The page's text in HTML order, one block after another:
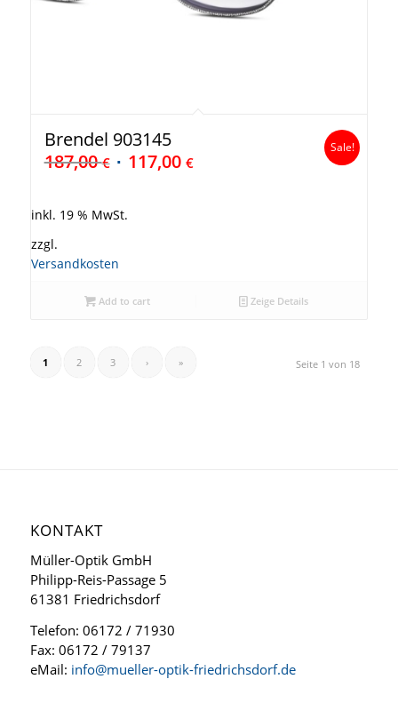
Brendel 903145
187,00€ 117,00 €
Sale!
inkl. 19 % MwSt.
zzgl.
Versandkosten
Add to cart Zeige Details
Seite 1 von 18
1 2 3 › »
KONTAKT
Müller-Optik GmbH
Philipp-Reis-Passage 5
61381 Friedrichsdorf
Telefon: 06172 / 71930
Fax: 06172 / 79137
eMail: info@mueller-optik-friedrichsdorf.de